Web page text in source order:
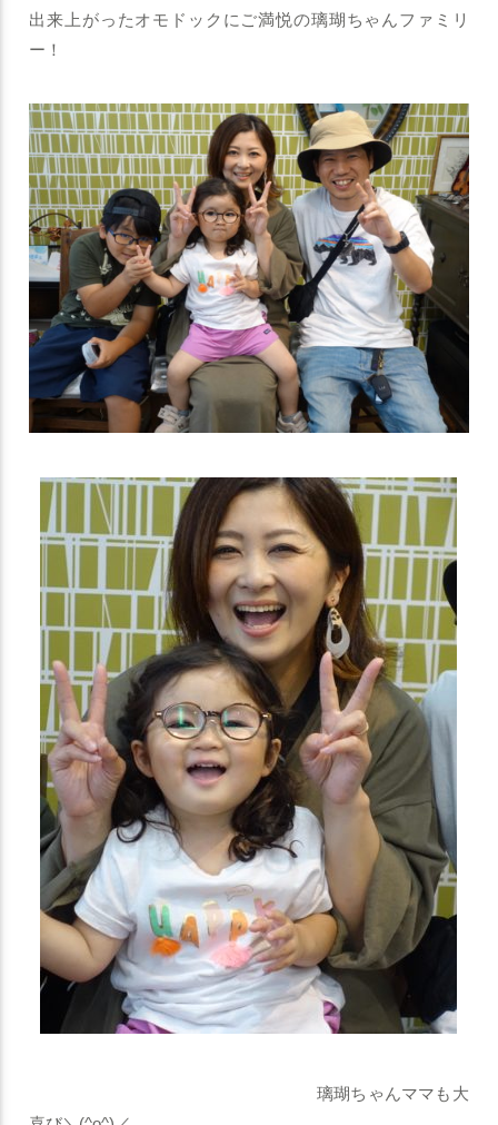
出来上がったオモドックにご満悦の璃瑚ちゃんファミリ
ー！
璃瑚ちゃんママも大